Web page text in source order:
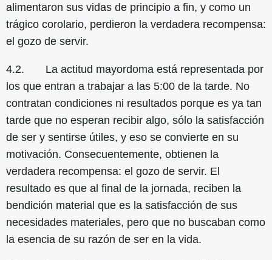
alimentaron sus vidas de principio a fin, y como un
trágico corolario, perdieron la verdadera recompensa:
el gozo de servir.
4.2. La actitud mayordoma está representada por
los que entran a trabajar a las 5:00 de la tarde. No
contratan condiciones ni resultados porque es ya tan
tarde que no esperan recibir algo, sólo la satisfacción
de ser y sentirse útiles, y eso se convierte en su
motivación. Consecuentemente, obtienen la
verdadera recompensa: el gozo de servir. El
resultado es que al final de la jornada, reciben la
bendición material que es la satisfacción de sus
necesidades materiales, pero que no buscaban como
la esencia de su razón de ser en la vida.